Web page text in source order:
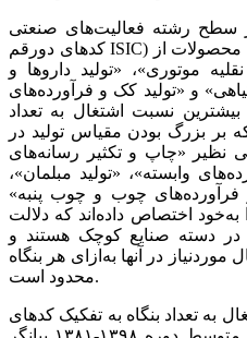
رشته‌‌‌ فعالیت‌‌‌های‌‌‌ صنعتی‌‌‌ (برحسب‌‌‌
کدهای‌‌‌ دورقم ISIC) نیز نشان می‌دهد که‌‌‌ صنایع‌‌‌ «تولید محصولات از
موتوری‌‌‌»، «تولید داروها و
و «تولید کک‌‌‌ و فرآورده‌های‌‌‌
نسبت‌‌‌ اشتغال به‌‌‌ تعداد
بر بزرگ بودن مقیاس تولید در
نظیر «چاپ و تکثیر رسانه‌‌‌های‌‌‌
وابسته‌‌‌»، «تولید مبلمان»،
فرآورده‌های‌‌‌ چوب و چوب پنبه»
اختصاص داده‌اند که‌‌‌ دلالت‌‌‌
در دسته‌‌‌ صنایع‌‌‌ کوچک‌‌‌ هستند و
در آنها به‌‌‌ازای‌‌‌ هر بنگاه
محدود است‌‌‌.
به‌‌‌ تعداد بنگاه به‌‌‌ تفکیک‌‌‌ کدهای‌‌‌